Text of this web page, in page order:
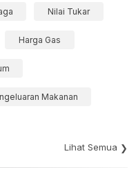
Nilai Tukar
Harga Gas
Makanan
Lihat Semua